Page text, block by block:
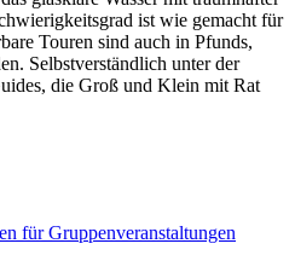
ist wie gemacht für
Touren sind auch in Pfunds,
Selbstverständlich unter der
die Groß und Klein mit Rat
für Gruppenveranstaltungen